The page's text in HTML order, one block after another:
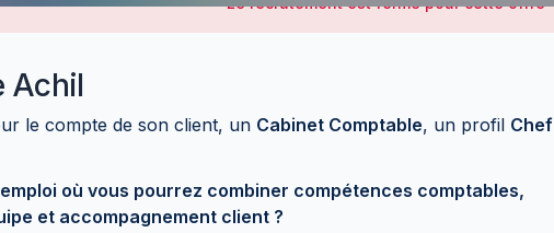
Achil
le compte de son client, un Cabinet Comptable, un profil Chef
où vous pourrez combiner compétences comptables,
et accompagnement client ?